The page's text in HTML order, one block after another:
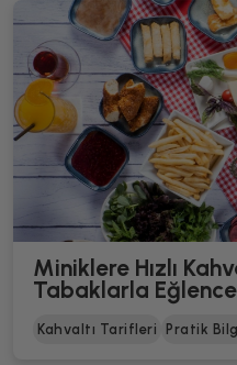
Miniklere Hızlı
Tabaklarla
Kahvaltı Tarifleri Pratik